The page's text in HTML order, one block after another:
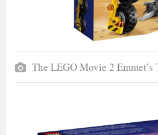
The LEGO Movie 2